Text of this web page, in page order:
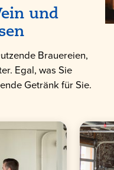
und
Brauereien,
Egal, was Sie
Getränk für Sie.